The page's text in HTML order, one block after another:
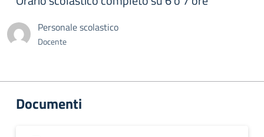
Personale scolastico
Docente
Documenti